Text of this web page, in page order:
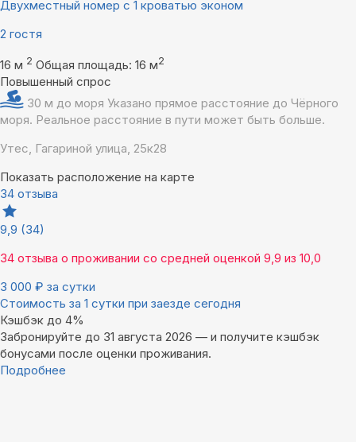
Двухместный номер с 1 кроватью эконом
2 гостя
16 м 2 Общая площадь: 16 м2
Повышенный спрос
30 м до моря Указано прямое расстояние до Чёрного
моря. Реальное расстояние в пути может быть больше.
Утес, Гагариной улица, 25к28
Показать расположение на карте
34 отзыва
9,9 (34)
34 отзыва о проживании со средней оценкой 9,9 из 10,0
3 000 ₽ за сутки
Стоимость за 1 сутки при заезде сегодня
Кэшбэк до 4%
Забронируйте до 31 августа 2026 — и получите кэшбэк
бонусами после оценки проживания.
Подробнее